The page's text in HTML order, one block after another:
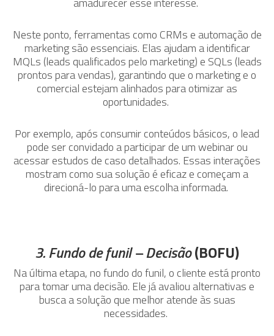
Neste ponto, ferramentas como CRMs e automação de
marketing são essenciais. Elas ajudam a identificar
MQLs (leads qualificados pelo marketing) e SQLs (leads
prontos para vendas), garantindo que o marketing e o
comercial estejam alinhados para otimizar as
oportunidades.
Por exemplo, após consumir conteúdos básicos, o lead
pode ser convidado a participar de um webinar ou
acessar estudos de caso detalhados. Essas interações
mostram como sua solução é eficaz e começam a
direcioná-lo para uma escolha informada.
3. Fundo de funil – Decisão(BOFU)
Na última etapa, no fundo do funil, o cliente está pronto
para tomar uma decisão. Ele já avaliou alternativas e
busca a solução que melhor atende às suas
necessidades.